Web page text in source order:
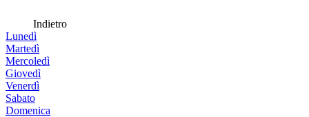
Indietro
Lunedì
Martedì
Mercoledì
Giovedì
Venerdì
Sabato
Domenica